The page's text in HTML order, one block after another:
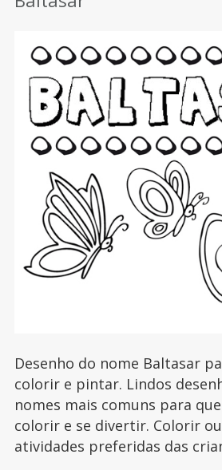
Desenho do nome Baltasar
colorir e pintar. Lindos
nomes mais comuns para
colorir e se divertir. Colorir
atividades preferidas das